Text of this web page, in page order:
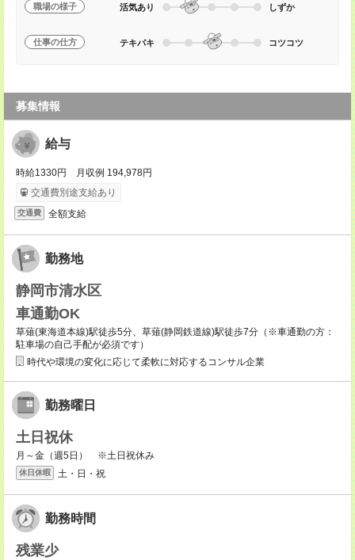
職場の様子 活気あり しずか
仕事の仕方 テキパキ コツコツ
募集情報
給与
時給1330円 月収例 194,978円
交通費別途支給あり
交通費 全額支給
勤務地
静岡市清水区
車通勤OK
草薙(東海道本線)駅徒歩5分、草薙(静岡鉄道線)駅徒歩7分（※車通勤の方：
駐車場の自己手配が必須です）
時代や環境の変化に応じて柔軟に対応するコンサル企業
勤務曜日
土日祝休
月～金（週5日） ※土日祝休み
休日休暇 土・日・祝
勤務時間
残業少